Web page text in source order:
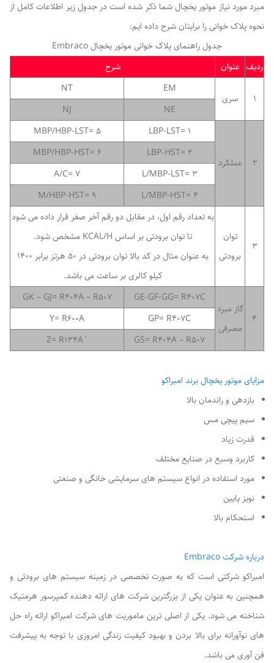
مبرد مورد نیاز موتور یخچال شما ذکر شده است در جدول زیر اطلاعات کامل از
نحوه پلاک خوانی را برایتان شرح داده ایم:
جدول راهنمای پلاک خوانی موتور یخچال Embraco
ردیف عنوان شرح
1 سری
EM
NT
NE
NJ
2 عملکرد
LBP-LST= 1
5 =MBP/HBP-LST
2 =LBP-HST
6 =MBP/HBP-HST
3 =L/MBP-LST
7 =A/C
4 =L/MBP-HST
9 =M/HBP-HST
3
توان
برودتی
به تعداد رقم اول، در مقابل دو رقم آخر صفر قرار داده می شود
تا توان برودتی بر اساس KCAL/H مشخص شود.
به عنوان مثال در کد بالا توان برودتی در 50 هرتز برابر 1400
کیلو کالری بر ساعت می باشد.
4
گاز مبرد
مصرفی
GE-GF-GG= R407C
GK – GJ= R404A – R507
GP= R407C
Y= R600A
GS= R404A – R507
`Z= R134A
مزایای موتور یخچال برند امبراکو
بازدهی و راندمان بالا
سیم پیچی مس
قدرت زیاد
کاربرد وسیع در صنایع مختلف
مورد استفاده در انواع سیستم های سرمایشی خانگی و صنعتی
نویز پایین
استحکام بالا
درباره شرکت Embraco
امبراکو شرکتی است که به صورت تخصصی در زمینه سیستم های برودتی و
همچنین به عنوان یکی از بزرگترین شرکت های ارائه دهنده کمپرسور هرمتیک
شناخته می شود. یکی از اصلی ترین ماموریت های شرکت امبراکو ارائه راه حل
های نوآورانه برای بالا بردن و بهبود کیفیت زندگی امروزی با توجه به پیشرفت
فن آوری می باشد.